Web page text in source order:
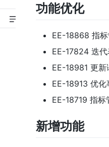
功能优化
EE-18868 指
EE-17824 迭
EE-18981 更
EE-18913 优
EE-18719 指
新增功能